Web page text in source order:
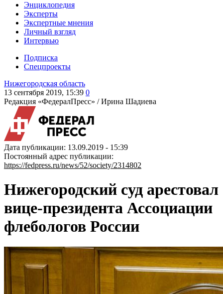
Энциклопедия
Эксперты
Экспертные мнения
Личный взгляд
Интервью
Подписка
Спецпроекты
Нижегородская область
13 сентября 2019, 15:39 0
Редакция «ФедералПресс» /Ирина Шадиева
Дата публикации: 13.09.2019 - 15:39
Постоянный адрес публикации:
https://fedpress.ru/news/52/society/2314802
Нижегородский суд арестовал
вице-президента Ассоциации
флебологов России